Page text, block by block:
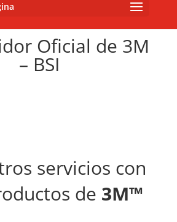
Oficial de 3M
– BSI
servicios con
de 3M™